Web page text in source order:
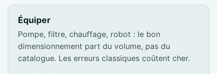
Équiper
Pompe, filtre, chauffage, robot : le bon
dimensionnement part du volume, pas du
catalogue. Les erreurs classiques coûtent cher.